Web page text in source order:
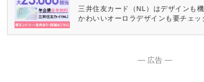
三井住友カード（NL）はデザインも
かわいいオーロラデザインも要チェッ
― 広告 ―